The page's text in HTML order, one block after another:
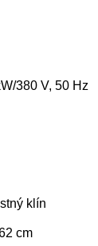
380 V, 50 Hz
klín
cm